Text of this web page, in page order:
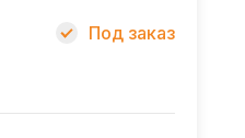
Под заказ